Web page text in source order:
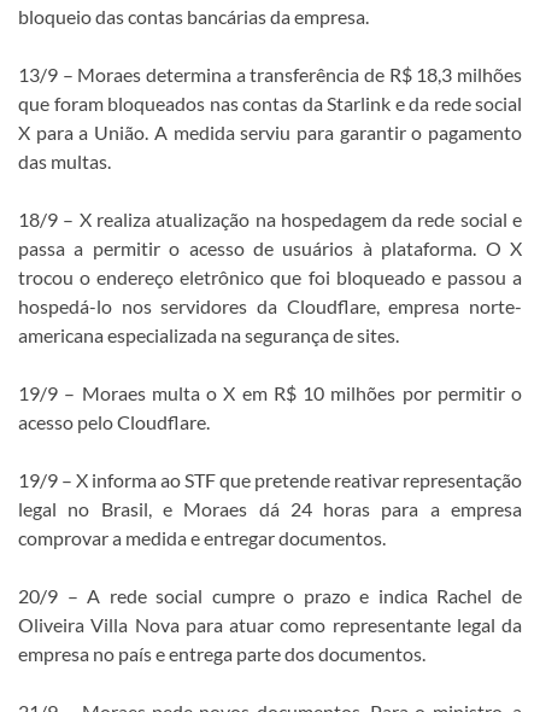
bloqueio das contas bancárias da empresa.
13/9 – Moraes determina a transferência de R$ 18,3 milhões
que foram bloqueados nas contas da Starlink e da rede social
X para a União. A medida serviu para garantir o pagamento
das multas.
18/9 – X realiza atualização na hospedagem da rede social e
passa a permitir o acesso de usuários à plataforma. O X
trocou o endereço eletrônico que foi bloqueado e passou a
hospedá-lo nos servidores da Cloudflare, empresa norte-
americana especializada na segurança de sites.
19/9 – Moraes multa o X em R$ 10 milhões por permitir o
acesso pelo Cloudflare.
19/9 – X informa ao STF que pretende reativar representação
legal no Brasil, e Moraes dá 24 horas para a empresa
comprovar a medida e entregar documentos.
20/9 – A rede social cumpre o prazo e indica Rachel de
Oliveira Villa Nova para atuar como representante legal da
empresa no país e entrega parte dos documentos.